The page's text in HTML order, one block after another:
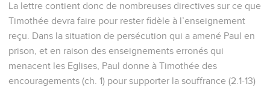
La lettre contient donc de nombreuses directives sur ce que
Timothée devra faire pour rester fidèle à l’enseignement
reçu. Dans la situation de persécution qui a amené Paul en
prison, et en raison des enseignements erronés qui
menacent les Eglises, Paul donne à Timothée des
encouragements (ch. 1) pour supporter la souffrance (2.1-13)